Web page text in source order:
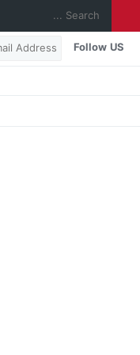
Follow US